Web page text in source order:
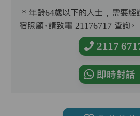
* 年齡64歲以下的人士﹐需要經
宿照顧，請致電 21176717 查詢。
2117
即時對話